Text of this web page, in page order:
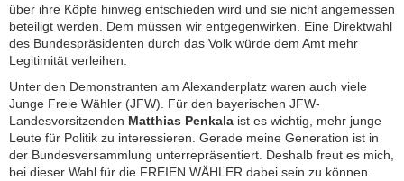
über ihre Köpfe hinweg entschieden wird und sie nicht angemessen
beteiligt werden. Dem müssen wir entgegenwirken. Eine Direktwahl
des Bundespräsidenten durch das Volk würde dem Amt mehr
Legitimität verleihen.
Unter den Demonstranten am Alexanderplatz waren auch viele
Junge Freie Wähler (JFW). Für den bayerischen JFW-
Landesvorsitzenden Matthias Penkala ist es wichtig, mehr junge
Leute für Politik zu interessieren. Gerade meine Generation ist in
der Bundesversammlung unterrepräsentiert. Deshalb freut es mich,
bei dieser Wahl für die FREIEN WÄHLER dabei sein zu können.